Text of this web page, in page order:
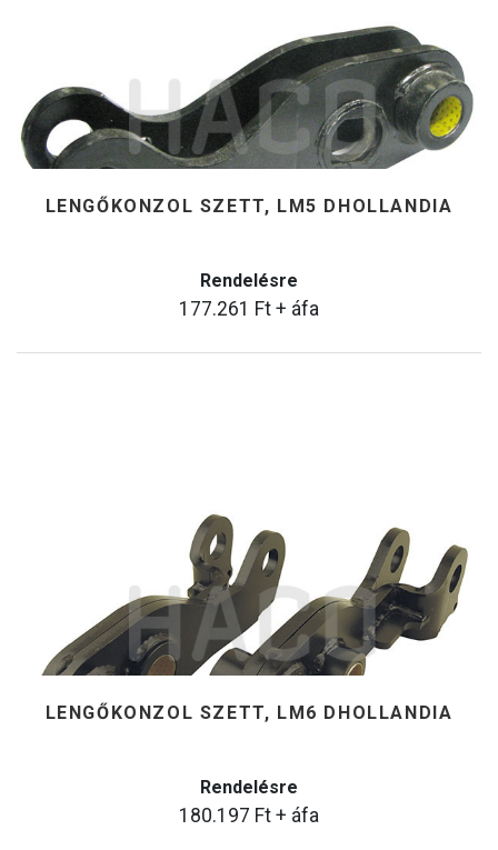
LENGŐKONZOL SZETT, LM5 DHOLLANDIA
Rendelésre
177.261 Ft + áfa
LENGŐKONZOL SZETT, LM6 DHOLLANDIA
Rendelésre
180.197 Ft + áfa